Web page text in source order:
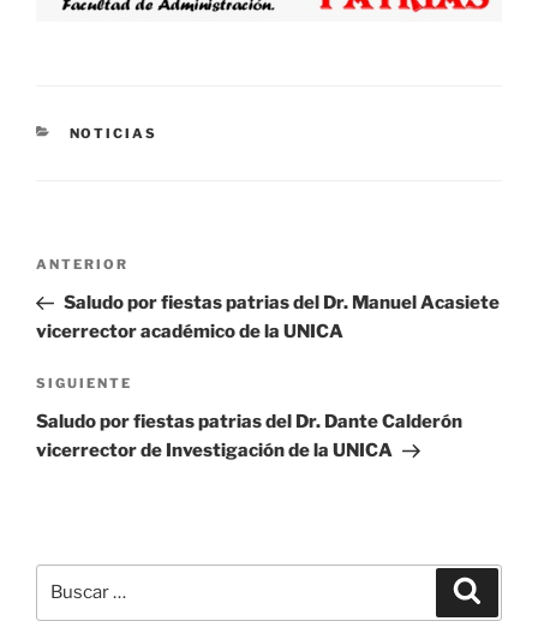
CATEGORÍAS
NOTICIAS
Navegación
entradas
Entrada
anterior:
ANTERIOR
Saludo por fiestas patrias del Dr. Manuel Acasiete
vicerrector académico de la UNICA
Siguiente
entrada
SIGUIENTE
Saludo por fiestas patrias del Dr. Dante Calderón
vicerrector de Investigación de la UNICA
por: